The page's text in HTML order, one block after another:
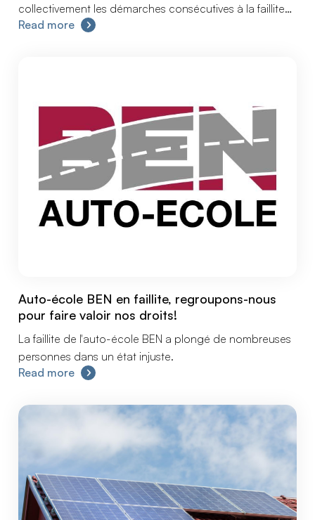
collectivement les démarches consécutives à la faillite
de YOUR NATURE SA et à l’annonce d’une procédure
Read more
Auto-école BEN en faillite, regroupons-nous
pour faire valoir nos droits!
La faillite de l'auto-école BEN a plongé de nombreuses
personnes dans un état injuste.
Read more